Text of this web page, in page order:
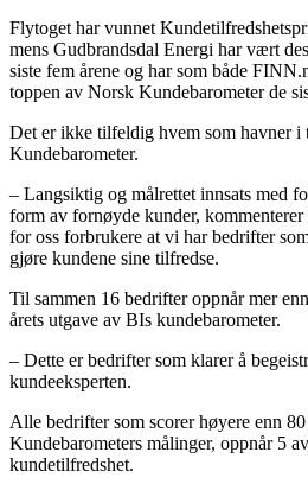
Flytoget har vunnet
mens Gudbrandsdal Energi har vært
siste fem årene og har som både
toppen av Norsk Kundebarometer de
Det er ikke tilfeldig hvem som havner i
Kundebarometer.
– Langsiktig og målrettet innsats med
form av fornøyde kunder, kommenterer
for oss forbrukere at vi har bedrifter
gjøre kundene sine tilfredse.
Til sammen 16 bedrifter oppnår mer
årets utgave av BIs kundebarometer.
– Dette er bedrifter som klarer å
kundeeksperten.
Alle bedrifter som scorer høyere enn
Kundebarometers målinger, oppnår 5
kundetilfredshet.